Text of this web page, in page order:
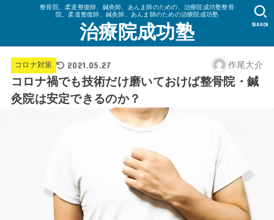
整骨院、柔道整復師、鍼灸師、あんま師のための、治療院成功塾整骨
院、柔道整復師、鍼灸師、あんま師のための治療院成功塾
治療院成功塾 SEARCH
コロナ対策 2021.05.27 作尾大介
コロナ禍でも技術だけ磨いておけば整骨院・鍼
灸院は安定できるのか？